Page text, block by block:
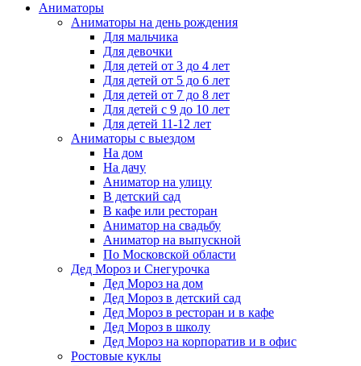
Аниматоры
Аниматоры на день рождения
Для мальчика
Для девочки
Для детей от 3 до 4 лет
Для детей от 5 до 6 лет
Для детей от 7 до 8 лет
Для детей с 9 до 10 лет
Для детей 11-12 лет
Аниматоры с выездом
На дом
На дачу
Аниматор на улицу
В детский сад
В кафе или ресторан
Аниматор на свадьбу
Аниматор на выпускной
По Московской области
Дед Мороз и Снегурочка
Дед Мороз на дом
Дед Мороз в детский сад
Дед Мороз в ресторан и в кафе
Дед Мороз в школу
Дед Мороз на корпоратив и в офис
Ростовые куклы